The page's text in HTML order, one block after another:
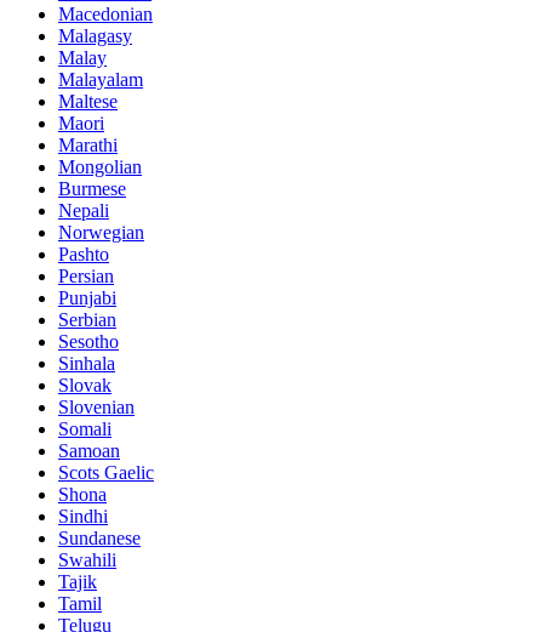
Macedonian
Malagasy
Malay
Malayalam
Maltese
Maori
Marathi
Mongolian
Burmese
Nepali
Norwegian
Pashto
Persian
Punjabi
Serbian
Sesotho
Sinhala
Slovak
Slovenian
Somali
Samoan
Scots Gaelic
Shona
Sindhi
Sundanese
Swahili
Tajik
Tamil
Telugu